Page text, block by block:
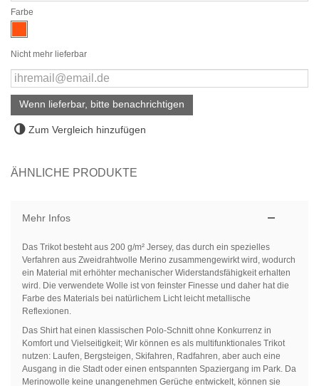
Farbe
Nicht mehr lieferbar
Wenn lieferbar, bitte benachrichtigen
Zum Vergleich hinzufügen
ÄHNLICHE PRODUKTE
Mehr Infos
Das Trikot besteht aus 200 g/m² Jersey, das durch ein spezielles
Verfahren aus Zweidrahtwolle Merino zusammengewirkt wird, wodurch
ein Material mit erhöhter mechanischer Widerstandsfähigkeit erhalten
wird. Die verwendete Wolle ist von feinster Finesse und daher hat die
Farbe des Materials bei natürlichem Licht leicht metallische
Reflexionen.
Das Shirt hat einen klassischen Polo-Schnitt ohne Konkurrenz in
Komfort und Vielseitigkeit; Wir können es als multifunktionales Trikot
nutzen: Laufen, Bergsteigen, Skifahren, Radfahren, aber auch eine
Ausgang in die Stadtoder einen entspannten Spaziergang im Park. Da
Merinowolle keine unangenehmen Gerüche entwickelt, können sie